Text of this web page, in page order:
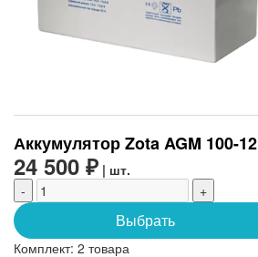
Аккумулятор Zota AGM 100-12
24 500 ₽ | шт.
-
+
Выбрать
Комплект: 2 товара